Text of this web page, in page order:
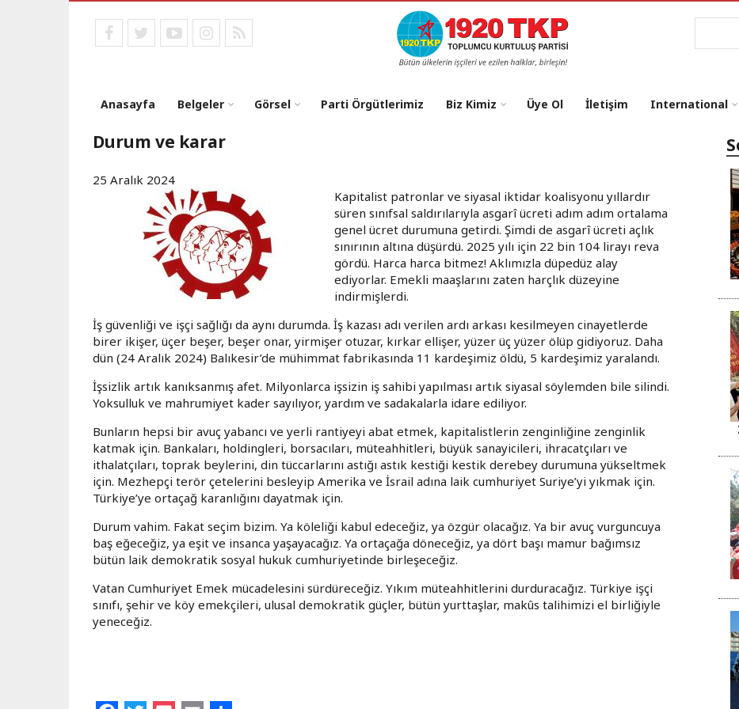
facebooktwitteryoutubeinstagram
RSS
Ara
Anasayfa Belgeler Görsel Parti Örgütlerimiz Biz Kimiz Üye Ol İletişim International
Durum ve karar
25 Aralık 2024
Kapitalist patronlar ve siyasal iktidar koalisyonu yıllardır
süren sınıfsal saldırılarıyla asgarî ücreti adım adım ortalama
genel ücret durumuna getirdi. Şimdi de asgarî ücreti açlık
sınırının altına düşürdü. 2025 yılı için 22 bin 104 lirayı reva
gördü. Harca harca bitmez! Aklımızla düpedüz alay
ediyorlar. Emekli maaşlarını zaten harçlık düzeyine
indirmişlerdi.
İş güvenliği ve işçi sağlığı da aynı durumda. İş kazası adı verilen ardı arkası kesilmeyen cinayetlerde
birer ikişer, üçer beşer, beşer onar, yirmişer otuzar, kırkar ellişer, yüzer üç yüzer ölüp gidiyoruz. Daha
dün (24 Aralık 2024) Balıkesir’de mühimmat fabrikasında 11 kardeşimiz öldü, 5 kardeşimiz yaralandı.
İşsizlik artık kanıksanmış afet. Milyonlarca işsizin iş sahibi yapılması artık siyasal söylemden bile silindi.
Yoksulluk ve mahrumiyet kader sayılıyor, yardım ve sadakalarla idare ediliyor.
Bunların hepsi bir avuç yabancı ve yerli rantiyeyi abat etmek, kapitalistlerin zenginliğine zenginlik
katmak için. Bankaları, holdingleri, borsacıları, müteahhitleri, büyük sanayicileri, ihracatçıları ve
ithalatçıları, toprak beylerini, din tüccarlarını astığı astık kestiği kestik derebey durumuna yükseltmek
için. Mezhepçi terör çetelerini besleyip Amerika ve İsrail adına laik cumhuriyet Suriye’yi yıkmak için.
Türkiye’ye ortaçağ karanlığını dayatmak için.
Durum vahim. Fakat seçim bizim. Ya köleliği kabul edeceğiz, ya özgür olacağız. Ya bir avuç vurguncuya
baş eğeceğiz, ya eşit ve insanca yaşayacağız. Ya ortaçağa döneceğiz, ya dört başı mamur bağımsız
bütün laik demokratik sosyal hukuk cumhuriyetinde birleşeceğiz.
Vatan Cumhuriyet Emek mücadelesini sürdüreceğiz. Yıkım müteahhitlerini durduracağız. Türkiye işçi
sınıfı, şehir ve köy emekçileri, ulusal demokratik güçler, bütün yurttaşlar, makûs talihimizi el birliğiyle
yeneceğiz.